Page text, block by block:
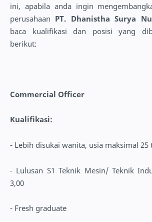
ini, apabila anda ingin
perusahaan PT. Dhanistha Surya
baca kualifikasi dan posisi yang
berikut:
Commercial Officer
Kualifikasi:
- Lebih disukai wanita, usia maksimal 25
- Lulusan S1 Teknik Mesin/ Teknik
3,00
- Fresh graduate